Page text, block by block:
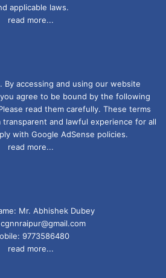
applicable laws.
read more...
By accessing and using our website
agree to be bound by the following
read them carefully. These terms
and lawful experience for all
with Google AdSense policies.
read more...
Mr. Abhishek Dubey
9773586480
read more...